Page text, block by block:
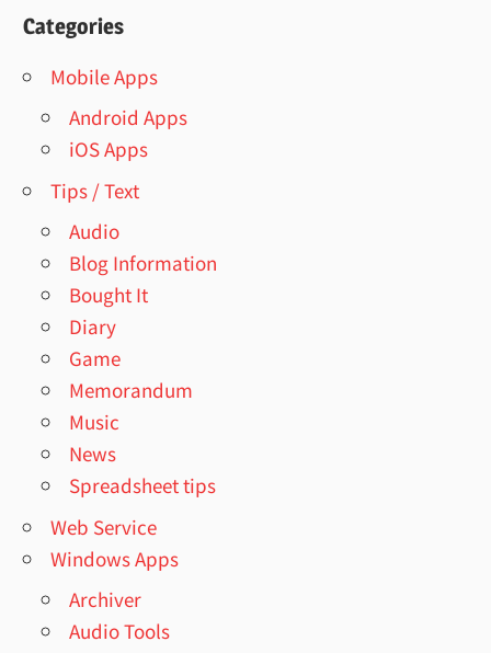
Categories
Mobile Apps
Android Apps
iOS Apps
Tips / Text
Audio
Blog Information
Bought It
Diary
Game
Memorandum
Music
News
Spreadsheet tips
Web Service
Windows Apps
Archiver
Audio Tools